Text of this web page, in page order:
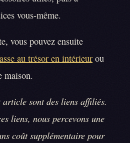
vous-même.
vous pouvez ensuite
au trésor en intérieur ou
maison.
sont des liens affiliés.
liens, nous percevons une
coût supplémentaire pour